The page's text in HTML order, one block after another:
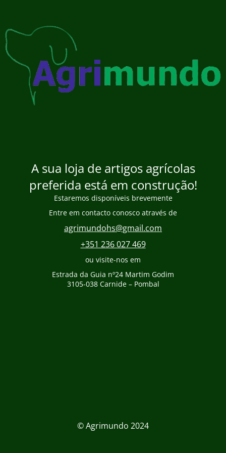
A sua loja de artigos agrícolas
preferida está em construção!
Estaremos disponíveis brevemente
Entre em contacto conosco através de
agrimundohs@gmail.com
+351 236 027 469
ou visite-nos em
Estrada da Guia nº24 Martim Godim
3105-038 Carnide – Pombal
© Agrimundo 2024